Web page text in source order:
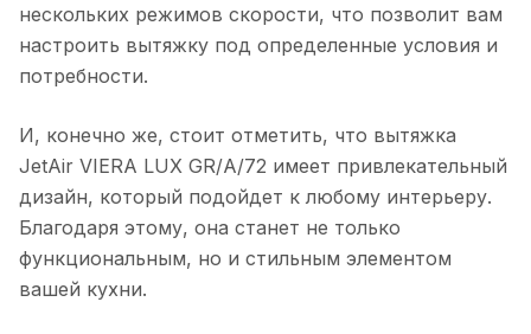
нескольких режимов скорости, что позволит вам
настроить вытяжку под определенные условия и
потребности.
И, конечно же, стоит отметить, что вытяжка
JetAir VIERA LUX GR/A/72 имеет привлекательный
дизайн, который подойдет к любому интерьеру.
Благодаря этому, она станет не только
функциональным, но и стильным элементом
вашей кухни.